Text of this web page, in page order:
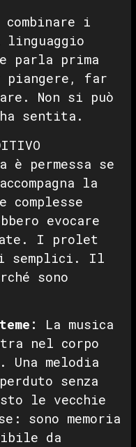
i
parla prima
piangere, far
Non si può
sentita.
è permessa se
la
complesse
evocare
I prolet
semplici. Il
sono
La musica
nel corpo
Una melodia
senza
le vecchie
sono memoria
da